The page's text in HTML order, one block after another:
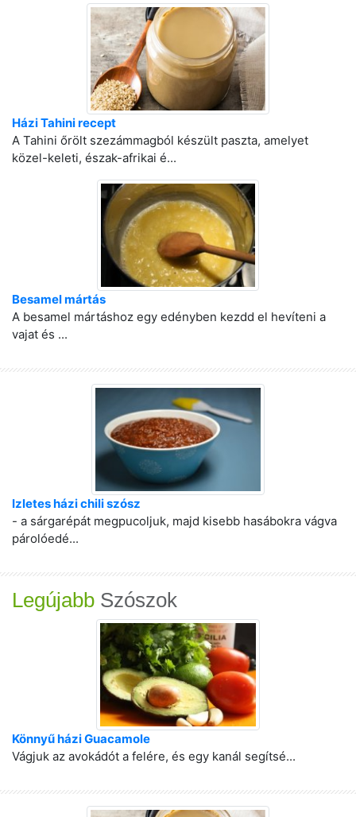
Házi Tahini recept
A Tahini őrölt szezámmagból készült paszta, amelyet
közel-keleti, észak-afrikai é...
Besamel mártás
A besamel mártáshoz egy edényben kezdd el hevíteni a
vajat és ...
Izletes házi chili szósz
- a sárgarépát megpucoljuk, majd kisebb hasábokra vágva
párolóedé...
Legújabb Szószok
Könnyű házi Guacamole
Vágjuk az avokádót a felére, és egy kanál segítsé...